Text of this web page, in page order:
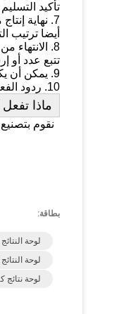
تأكيد
7. نهاية إنتاج منتجات الإنتاج الضخم الصور والعينات سوف نرسل لك للموافقة عليها.
أيضا
8. الانتهاء من دفع الرصيد إذا كان النظام قد. حجز الرحلة أو السفينة وشحن البضائع.
تتبع عدد أو
9. يمكن أن يكون النظام يقول "النهاية" عند استلام البضائع وإرضاء معهم.
10. ردود الفعل لنا حول الجودة والخدمة ، وردود فعل السوق واقتراح.
ماذا تفعل
نقوم
بطاقة:
لوحة
لوحة
لوحة نتائج